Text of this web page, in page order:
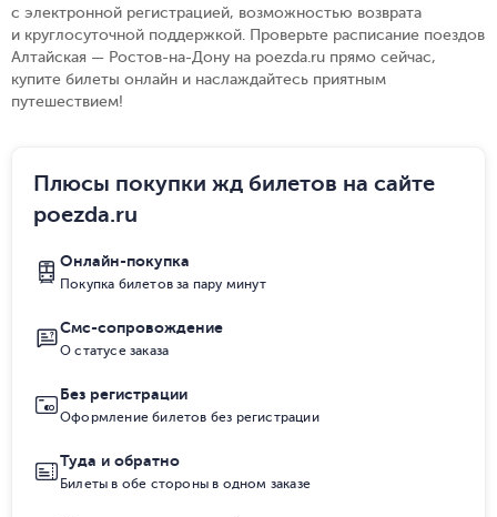
с электронной регистрацией, возможностью возврата
и круглосуточной поддержкой. Проверьте расписание поездов
Алтайская — Ростов-на-Дону на poezda.ru прямо сейчас,
купите билеты онлайн и наслаждайтесь приятным
путешествием!
Плюсы покупки жд билетов на сайте
poezda.ru
Онлайн-покупка
Покупка билетов за пару минут
Смс-сопровождение
О статусе заказа
Без регистрации
Оформление билетов без регистрации
Туда и обратно
Билеты в обе стороны в одном заказе